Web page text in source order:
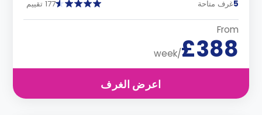
5غرف متاحة 177 تقييم
From
£388
/week
اعرض الغرف